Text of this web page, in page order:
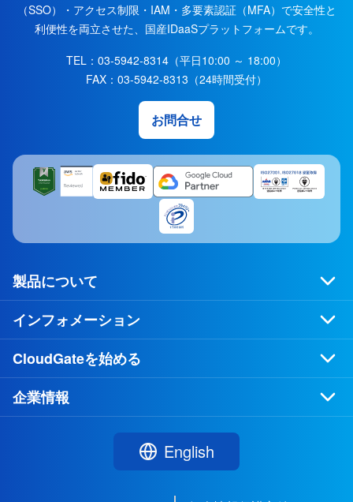
（SSO）・アクセス制限・IAM・多要素認証（MFA）で安全性と
利便性を両立させた、国産IDaaSプラットフォームです。
TEL： 03-5942-8314 （平日10:00 ～ 18:00）
FAX： 03-5942-8313 （24時間受付）
お問合せ
製品について
インフォメーション
CloudGateを始める
企業情報
English